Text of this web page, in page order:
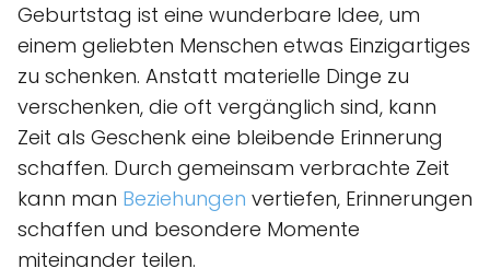
Geburtstag ist eine wunderbare Idee, um
einem geliebten Menschen etwas Einzigartiges
zu schenken. Anstatt materielle Dinge zu
verschenken, die oft vergänglich sind, kann
Zeit als Geschenk eine bleibende Erinnerung
schaffen. Durch gemeinsam verbrachte Zeit
kann man Beziehungen vertiefen, Erinnerungen
schaffen und besondere Momente
miteinander teilen.